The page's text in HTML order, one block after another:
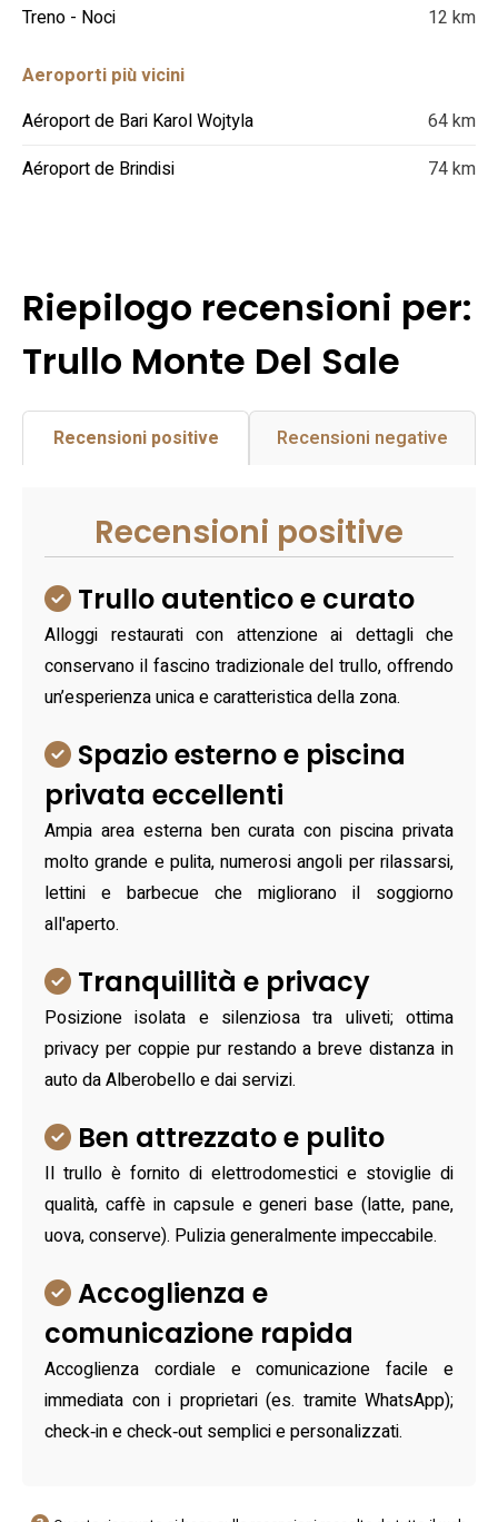
Treno - Noci
12 km
Aeroporti più vicini
Aéroport de Bari Karol Wojtyla
64 km
Aéroport de Brindisi
74 km
Riepilogo recensioni per:
Trullo Monte Del Sale
Recensioni positive Recensioni negative
Recensioni positive
Trullo autentico e curato
Alloggi restaurati con attenzione ai dettagli che
conservano il fascino tradizionale del trullo, offrendo
un’esperienza unica e caratteristica della zona.
Spazio esterno e piscina
privata eccellenti
Ampia area esterna ben curata con piscina privata
molto grande e pulita, numerosi angoli per rilassarsi,
lettini e barbecue che migliorano il soggiorno
all'aperto.
Tranquillità e privacy
Posizione isolata e silenziosa tra uliveti; ottima
privacy per coppie pur restando a breve distanza in
auto da Alberobello e dai servizi.
Ben attrezzato e pulito
Il trullo è fornito di elettrodomestici e stoviglie di
qualità, caffè in capsule e generi base (latte, pane,
uova, conserve). Pulizia generalmente impeccabile.
Accoglienza e
comunicazione rapida
Accoglienza cordiale e comunicazione facile e
immediata con i proprietari (es. tramite WhatsApp);
check‑in e check‑out semplici e personalizzati.